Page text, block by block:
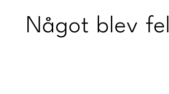
Något blev fel